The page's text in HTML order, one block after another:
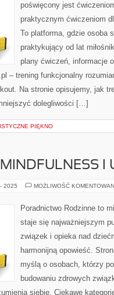
poświęcony jest
praktycznym ćwiczeniom
To platforma, gdzie osoba
praktykujący od lat
plany ćwiczeń, informacje
– trening funkcjonalny
Na stronie opisujemy, jak
dolegliwości […]
PIĘKNO
I
2025 MOŻLIWOŚĆ
Poradnictwo Rodzinne to
staje się najważniejszym
związek i opieka nad
harmonijną opowieść.
myślą o osobach, którzy
budowaniu zdrowych
siebie. Ciekawe